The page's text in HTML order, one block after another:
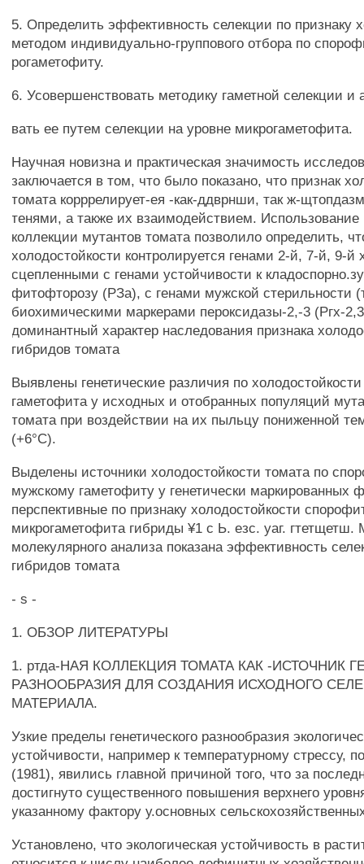
5. Определить эффективность селекции по признаку
методом индивидуально-группового отбора по
рогаметофиту.
6. Усовершенствовать методику гаметной селекции и
вать ее путем селекции на уровне микрогаметофита.
Научная новизна и практическая значимость
заключается в том, что было показано, что признак
томата корррелирует-ея -как-ддврнши, так ж-
тенями, а также их взаимодействием. Использование
коллекции мутантов томата позволило определить,
холодостойкости контролируется генами 2-й, 7-й, 9-й
сцепленными с генами устойчивости к
фитофторозу (РЗа), с генами мужской стерильности
биохимическими маркерами пероксидазы-2,-3 (Ргх-
доминантный характер наследования признака
гибридов томата
Выявлены генетические различия по
гаметофита у исходных и отобранных популяций
томата при воздействии на их пыльцу пониженной
(+6°С).
Выделены источники холодостойкости томата по
мужскому гаметофиту у генетически
перспективные по признаку холодостойкости
микрогаметофита гибриды ¥1 с Ь. езс. уаг. гтетщетш.
молекулярного анализа показана эффективность
гибридов томата
- s -
1. ОБЗОР ЛИТЕРАТУРЫ
1. ртда-НАЯ КОЛЛЕКЦИЯ ТОМАТА КАК -ИСТОЧНИК
РАЗНООБРАЗИЯ ДЛЯ СОЗДАНИЯ ИСХОДНОГО
МАТЕРИАЛА.
Узкие пределы генетического разнообразия
устойчивости, например к температурному стрессу,
(1981), явились главной причиной того, что за
достигнуто существенного повышения верхнего
указанному фактору у.основных
Установлено, что экологическая устойчивость в